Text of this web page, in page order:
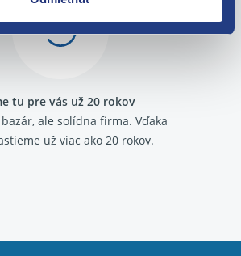
tu pre vás už 20 rokov
ale solídna firma. Vďaka
už viac ako 20 rokov.